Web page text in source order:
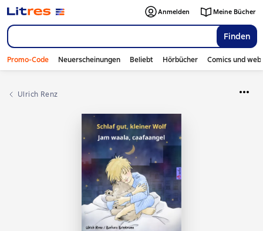
Finden
Anmelden Meine Bücher
Promo-Code Neuerscheinungen Beliebt Hörbücher Comics und
Ulrich Renz